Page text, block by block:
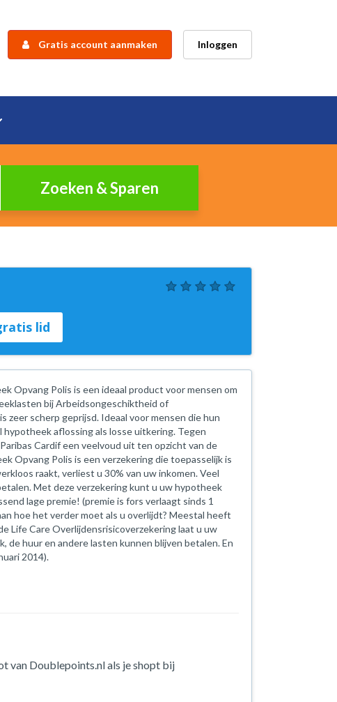
Gratis account aanmaken Inloggen
lid
Opvang Polis is een ideaal product voor mensen om
bij Arbeidsongeschiktheid of
zeer scherp geprijsd. Ideaal voor mensen die hun
aflossing als losse uitkering. Tegen
Cardif een veelvoud uit ten opzicht van de
Opvang Polis is een verzekering die toepasselijk is
raakt, verliest u 30% van uw inkomen. Veel
Met deze verzekering kunt u uw hypotheek
lage premie! (premie is fors verlaagt sinds 1
hoe het verder moet als u overlijdt? Meestal heeft
Life Care Overlijdensrisicoverzekering laat u uw
de huur en andere lasten kunnen blijven betalen. En
2014).
van Doublepoints.nl als je shopt bij